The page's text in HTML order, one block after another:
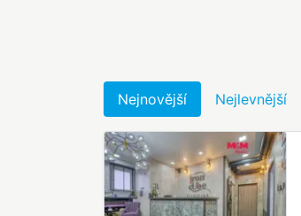
Nejnovější Nejlevnější